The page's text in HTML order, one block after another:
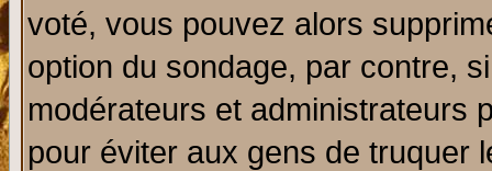
voté, vous pouvez alors
option du sondage, par contre,
modérateurs et administrateurs
pour éviter aux gens de truquer